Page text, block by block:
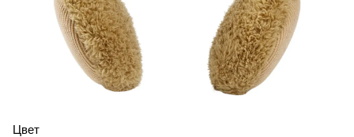
Цвет